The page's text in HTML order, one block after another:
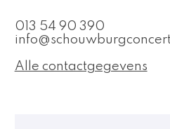
013 54 90 390
Alle contactgegevens